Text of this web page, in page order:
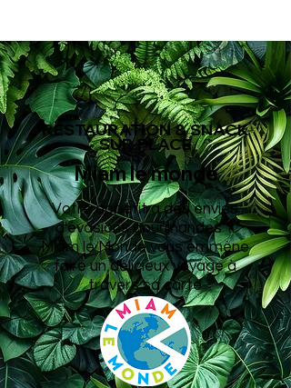
RESTAURATION & SNACK
SUR PLACE
Miam le monde
Votre appétit a des envies
d'évasions gourmandes ?
Miam le Monde vousemmène
faire un délicieux voyage à
travers sa carte